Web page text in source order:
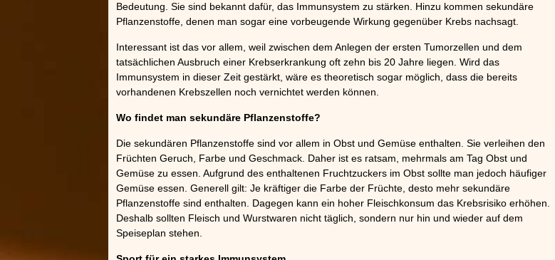
Bedeutung. Sie sind bekannt dafür, das Immunsystem zu stärken. Hinzu kommen sekundäre
Pflanzenstoffe, denen man sogar eine vorbeugende Wirkung gegenüber Krebs nachsagt.
Interessant ist das vor allem, weil zwischen dem Anlegen der ersten Tumorzellen und dem
tatsächlichen Ausbruch einer Krebserkrankung oft zehn bis 20 Jahre liegen. Wird das
Immunsystem in dieser Zeit gestärkt, wäre es theoretisch sogar möglich, dass die bereits
vorhandenen Krebszellen noch vernichtet werden können.
Wo findet man sekundäre Pflanzenstoffe?
Die sekundären Pflanzenstoffe sind vor allem in Obst und Gemüse enthalten. Sie verleihen den
Früchten Geruch, Farbe und Geschmack. Daher ist es ratsam, mehrmals am Tag Obst und
Gemüse zu essen. Aufgrund des enthaltenen Fruchtzuckers im Obst sollte man jedoch häufiger
Gemüse essen. Generell gilt: Je kräftiger die Farbe der Früchte, desto mehr sekundäre
Pflanzenstoffe sind enthalten. Dagegen kann ein hoher Fleischkonsum das Krebsrisiko erhöhen.
Deshalb sollten Fleisch und Wurstwaren nicht täglich, sondern nur hin und wieder auf dem
Speiseplan stehen.